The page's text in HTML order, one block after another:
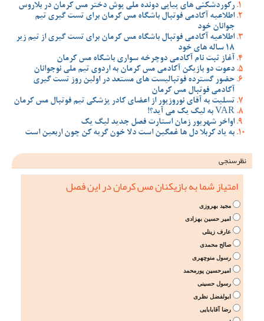
رکوردشکنی های پیاپی دونده ملی پوش دختر مس کرمان در بلاروس
اطلاعیه آکادمی فوتبال باشگاه مس کرمان برای تست گیری تیم
جوانان خود
اطلاعیه آکادمی فوتبال باشگاه مس کرمان برای تست گیری از تیم زیر
18 ساله های خود
آغاز ثبت نام آکادمی دوچرخه سواری باشگاه مس کرمان
دعوت دو بازیکن آکادمی مس کرمان به اردوی تیم ملی نوجوانان
حضور گسترده فوتبالیست های مستعد در اولین روز تست گیری
آکادمی فوتبال مس کرمان
تسلیت به آقای نوروزپور از اعضای کادر پزشکی تیم فوتبال مس کرمان
VAR به لیگ یک می آید؟!
اواخر شهریور زمان استارت فصل جدید لیگ یک
به یاد کربلا دل ها غمگین است دلا خون گریه کن چون اربعین است
نظرسنجی
امتیاز شما به بازیکنان مس کرمان در این فصل
مجید بهروزی
امیر حسین بهزادی
عارف زینلی
صالح محمدی
رسول منوچهری
امیرحسین پورمحمد
رسول حسینی
ابولفضل نظری
رضا آقابابایی